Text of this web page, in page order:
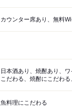
カウンター席あり、無料
日本酒あり、焼酎あり、
こだわる、焼酎にこだわ
魚料理にこだわる